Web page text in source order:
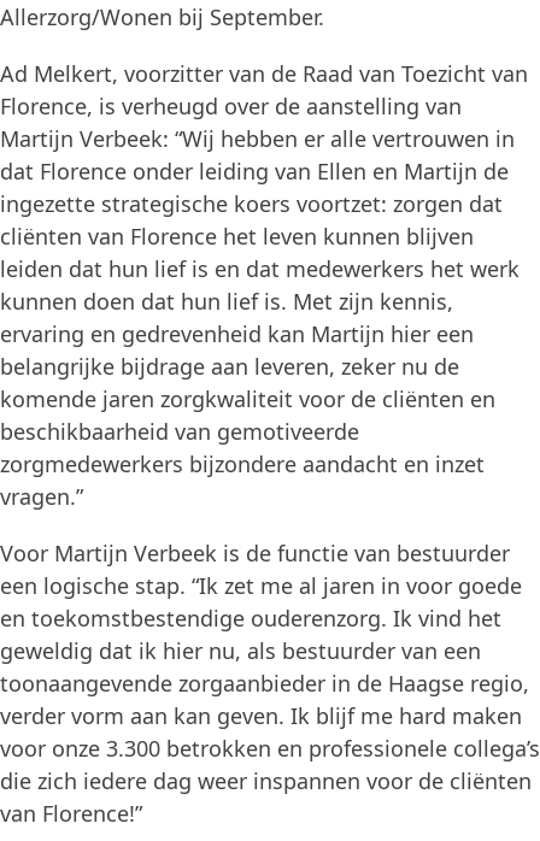
Allerzorg/Wonen bij September.
Ad Melkert, voorzitter van de Raad van Toezicht van
Florence, is verheugd over de aanstelling van
Martijn Verbeek: “Wij hebben er alle vertrouwen in
dat Florence onder leiding van Ellen en Martijn de
ingezette strategische koers voortzet: zorgen dat
cliënten van Florence het leven kunnen blijven
leiden dat hun lief is en dat medewerkers het werk
kunnen doen dat hun lief is. Met zijn kennis,
ervaring en gedrevenheid kan Martijn hier een
belangrijke bijdrage aan leveren, zeker nu de
komende jaren zorgkwaliteit voor de cliënten en
beschikbaarheid van gemotiveerde
zorgmedewerkers bijzondere aandacht en inzet
vragen.”
Voor Martijn Verbeek is de functie van bestuurder
een logische stap. “Ik zet me al jaren in voor goede
en toekomstbestendige ouderenzorg. Ik vind het
geweldig dat ik hier nu, als bestuurder van een
toonaangevende zorgaanbieder in de Haagse regio,
verder vorm aan kan geven. Ik blijf me hard maken
voor onze 3.300 betrokken en professionele collega’s
die zich iedere dag weer inspannen voor de cliënten
van Florence!”